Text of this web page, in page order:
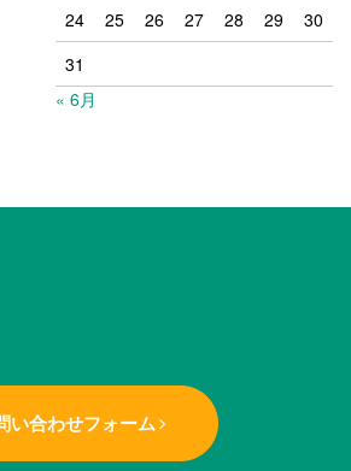
24
25 26 27 28 29
30
31
« 6月
い合わせフォーム